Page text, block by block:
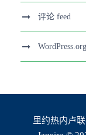
评论 feed
WordPress.org
里约热内卢